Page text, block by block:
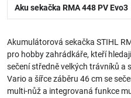
Aku sekačka RMA 448 PV Evo3
Akumulátorová sekačka STIHL
pro hobby zahrádkáře, kteří
sečení středně velkých trávníků a
Vario a šířce záběru 46 cm se
multi-nůž a integrovaná funkce